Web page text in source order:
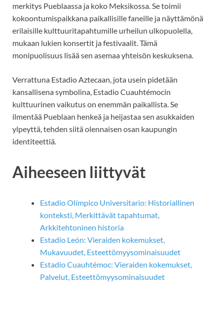
merkitys Pueblaassa ja koko Meksikossa. Se toimii
kokoontumispaikkana paikallisille faneille ja näyttämönä
erilaisille kulttuuritapahtumille urheilun ulkopuolella,
mukaan lukien konsertit ja festivaalit. Tämä
monipuolisuus lisää sen asemaa yhteisön keskuksena.
Verrattuna Estadio Aztecaan, jota usein pidetään
kansallisena symbolina, Estadio Cuauhtémocin
kulttuurinen vaikutus on enemmän paikallista. Se
ilmentää Pueblaan henkeä ja heijastaa sen asukkaiden
ylpeyttä, tehden siitä olennaisen osan kaupungin
identiteettiä.
Aiheeseen liittyvät
Estadio Olímpico Universitario: Historiallinen
konteksti, Merkittävät tapahtumat,
Arkkitehtoninen historia
Estadio León: Vieraiden kokemukset,
Mukavuudet, Esteettömyysominaisuudet
Estadio Cuauhtémoc: Vieraiden kokemukset,
Palvelut, Esteettömyysominaisuudet